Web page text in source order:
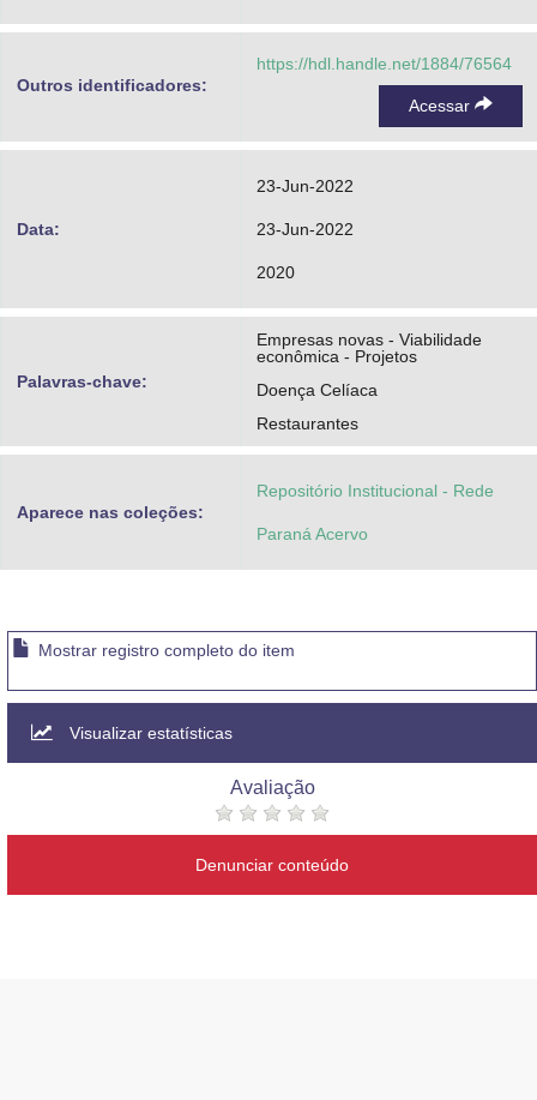
Outros identificadores:
https://hdl.handle.net/1884/76564
Acessar
Data:
23-Jun-2022
23-Jun-2022
2020
Palavras-chave:
Empresas novas - Viabilidade
econômica - Projetos
Doença Celíaca
Restaurantes
Aparece nas coleções:
Repositório Institucional - Rede
Paraná Acervo
Mostrar registro completo do item
Visualizar estatísticas
Avaliação
Denunciar conteúdo